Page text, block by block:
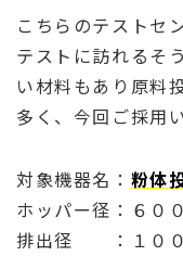
こちらのテストセ
テストに訪れるそ
い材料もあり原料
多く、今回ご採用
対象機器名： 粉体
ホッパー径：６０
排出径 ：１０